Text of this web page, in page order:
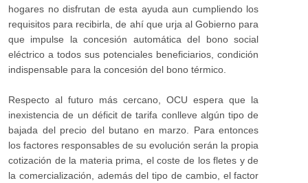
hogares no disfrutan de esta ayuda aun cumpliendo los
requisitos para recibirla, de ahí que urja al Gobierno para
que impulse la concesión automática del bono social
eléctrico a todos sus potenciales beneficiarios, condición
indispensable para la concesión del bono térmico
Respecto al futuro más cercano, OCU espera que la
inexistencia de un déficit de tarifa conlleve algún tipo de
bajada del precio del butano en marzo. Para entonces
los factores responsables de su evolución serán la propia
cotización de la materia prima, el coste de los fletes y de
la comercialización, además del tipo de cambio, el factor